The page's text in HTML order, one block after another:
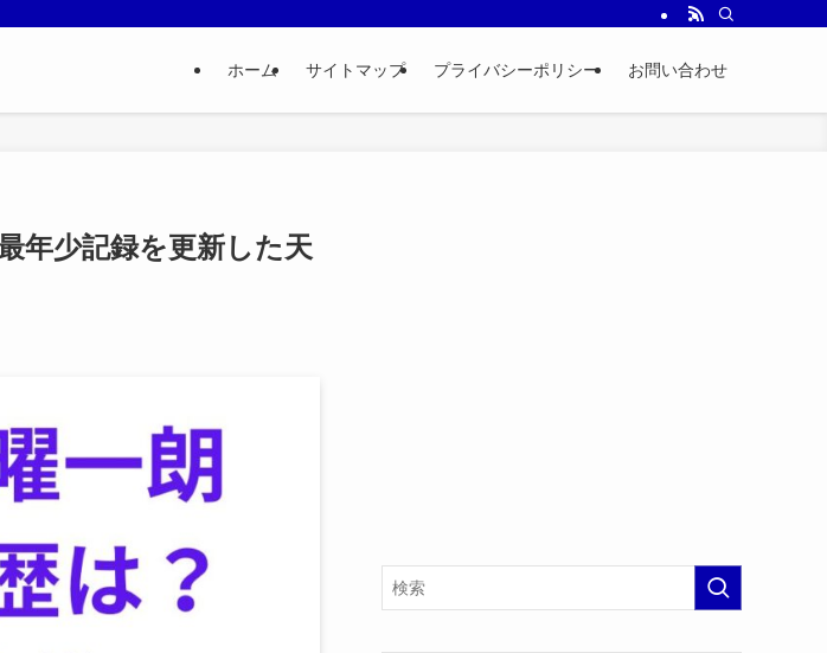
ホーム サイトマップ プライバシーポリシー お問い合わせ
年少記録を更新した天